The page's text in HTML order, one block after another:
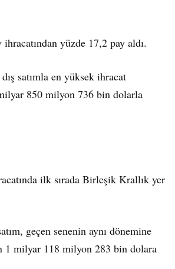
yüzde 17,2 pay aldı.
satımla en yüksek ihracat
850 milyon 736 bin dolarla
ilk sırada Birleşik Krallık yer
geçen senenin aynı dönemine
1 milyar 118 milyon 283 bin dolara